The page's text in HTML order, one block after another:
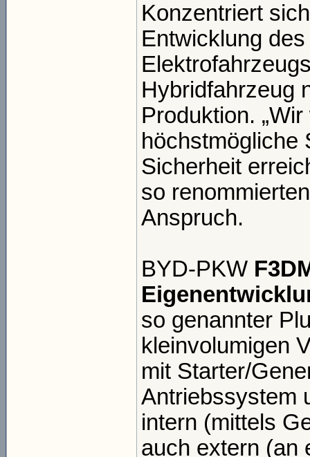
Konzentriert
Entwicklung
Hybridfahrzeug
Produktion.
höchstmögliche
Sicherheit
so
Anspruch.
BYD-PKW
so genannter
kleinvolumigen
mit Starter/
Antriebssystem
intern (mittels
auch extern (an